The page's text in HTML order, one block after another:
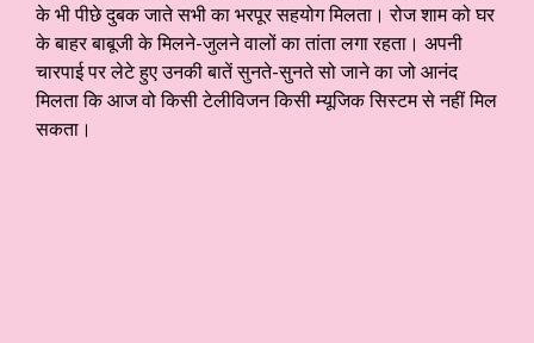
के भी पीछे दुबक जाते सभी का भरपूर सहयोग मिलता। रोज शाम को घर
के बाहर बाबूजी के मिलने-जुलने वालों का तांता लगा रहता। अपनी
चारपाई पर लेटे हुए उनकी बातें सुनते-सुनते सो जाने का जो आनंद
मिलता कि आज वो किसी टेलीविजन किसी म्यूजिक सिस्टम से नहीं मिल
सकता।